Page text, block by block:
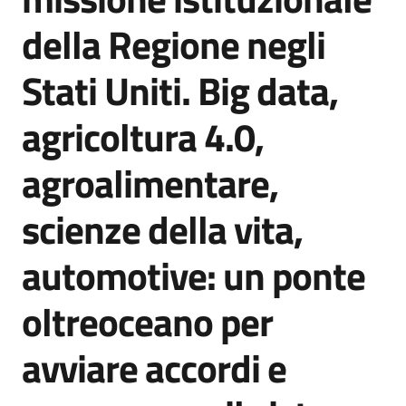
Agenzia
di
informazione
e
comunicazione
Seguici
su
della Regione negli
Stati Uniti. Big data,
agricoltura 4.0,
agroalimentare,
scienze della vita,
automotive: un ponte
oltreoceano per
avviare accordi e